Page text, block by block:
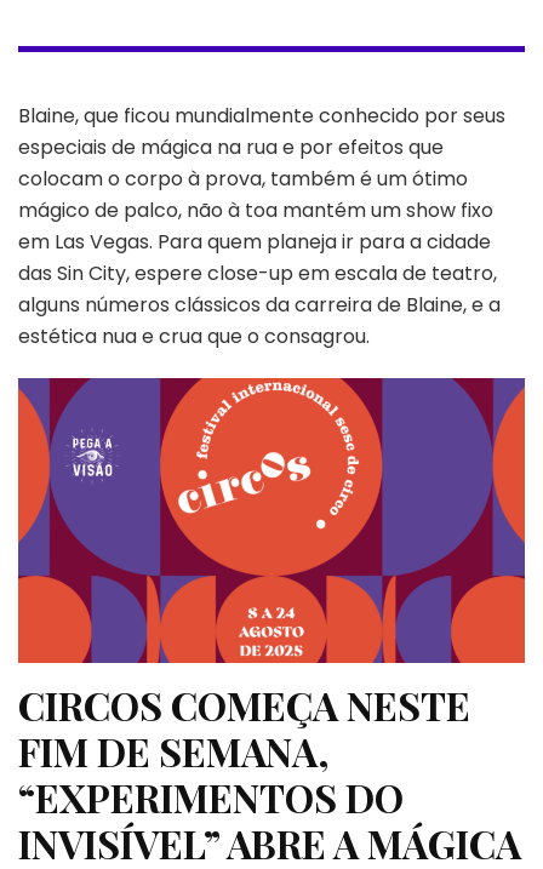
Blaine, que ficou mundialmente conhecido por seus
especiais de mágica na rua e por efeitos que
colocam o corpo à prova, também é um ótimo
mágico de palco, não à toa mantém um show fixo
em Las Vegas. Para quem planeja ir para a cidade
das Sin City, espere close-up em escala de teatro,
alguns números clássicos da carreira de Blaine, e a
estética nua e crua que o consagrou.
CIRCOS COMEÇA NESTE
FIM DE SEMANA,
“EXPERIMENTOS DO
INVISÍVEL” ABRE A MÁGICA